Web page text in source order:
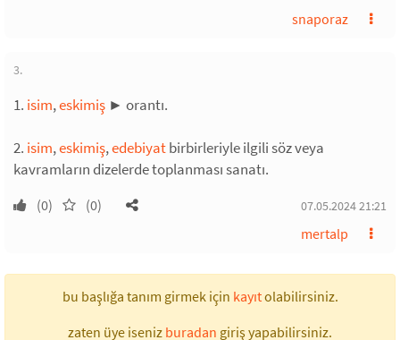
snaporaz
3.
1. isim,eskimiş ► orantı.
2. isim,eskimiş,edebiyatbirbirleriyle ilgili söz veya
kavramların dizelerde toplanması sanatı.
(0) (0) 07.05.2024 21:21
mertalp
bu başlığa tanım girmek için kayıtolabilirsiniz.
zaten üye iseniz buradan giriş yapabilirsiniz.